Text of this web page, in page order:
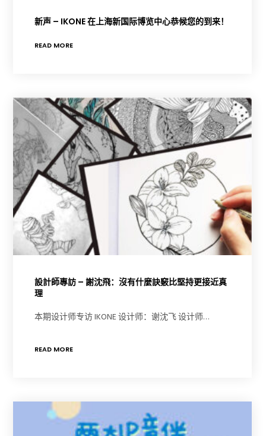
新声 – IKONE 在上海新国际博览中心恭候您的到来！
READ MORE
設計師專訪 – 謝沈飛：沒有什麼訣竅比堅持更接近真
理
本期设计师专访 IKONE 设计师：谢沈飞 设计师…
READ MORE